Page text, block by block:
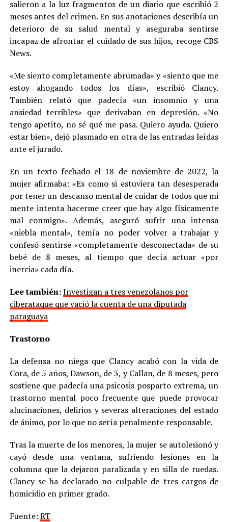
salieron a la luz fragmentos de un diario que escribió 2
meses antes del crimen. En sus anotaciones describía un
deterioro de su salud mental y aseguraba sentirse
incapaz de afrontar el cuidado de sus hijos, recoge CBS
News.
«Me siento completamente abrumada» y «siento que me
estoy ahogando todos los días», escribió Clancy.
También relató que padecía «un insomnio y una
ansiedad terribles» que derivaban en depresión. «No
tengo apetito, no sé qué me pasa. Quiero ayuda. Quiero
estar bien», dejó plasmado en otra de las entradas leídas
ante el jurado.
En un texto fechado el 18 de noviembre de 2022, la
mujer afirmaba: «Es como si estuviera tan desesperada
por tener un descanso mental de cuidar de todos que mi
mente intenta hacerme creer que hay algo físicamente
mal conmigo». Además, aseguró sufrir una intensa
«niebla mental», temía no poder volver a trabajar y
confesó sentirse «completamente desconectada» de su
bebé de 8 meses, al tiempo que decía actuar «por
inercia» cada día.
Lee también:Investigan a tres venezolanos por
ciberataque que vació la cuenta de una diputada
paraguaya
Trastorno
La defensa no niega que Clancy acabó con la vida de
Cora, de 5 años, Dawson, de 3, y Callan, de 8 meses, pero
sostiene que padecía una psicosis posparto extrema, un
trastorno mental poco frecuente que puede provocar
alucinaciones, delirios y severas alteraciones del estado
de ánimo, por lo que no sería penalmente responsable.
Tras la muerte de los menores, la mujer se autolesionó y
cayó desde una ventana, sufriendo lesiones en la
columna que la dejaron paralizada y en silla de ruedas.
Clancy se ha declarado no culpable de tres cargos de
homicidio en primer grado.
Fuente: RT